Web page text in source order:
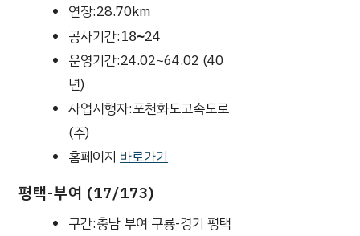
연장:28.70km
공사기간: 18~24
운영기간:24.02~64.02 (40
년)
사업시행자:포천화도고속도로
(주)
홈페이지 바로가기
평택-부여 (17/173)
구간:충남 부여 구룡-경기 평택